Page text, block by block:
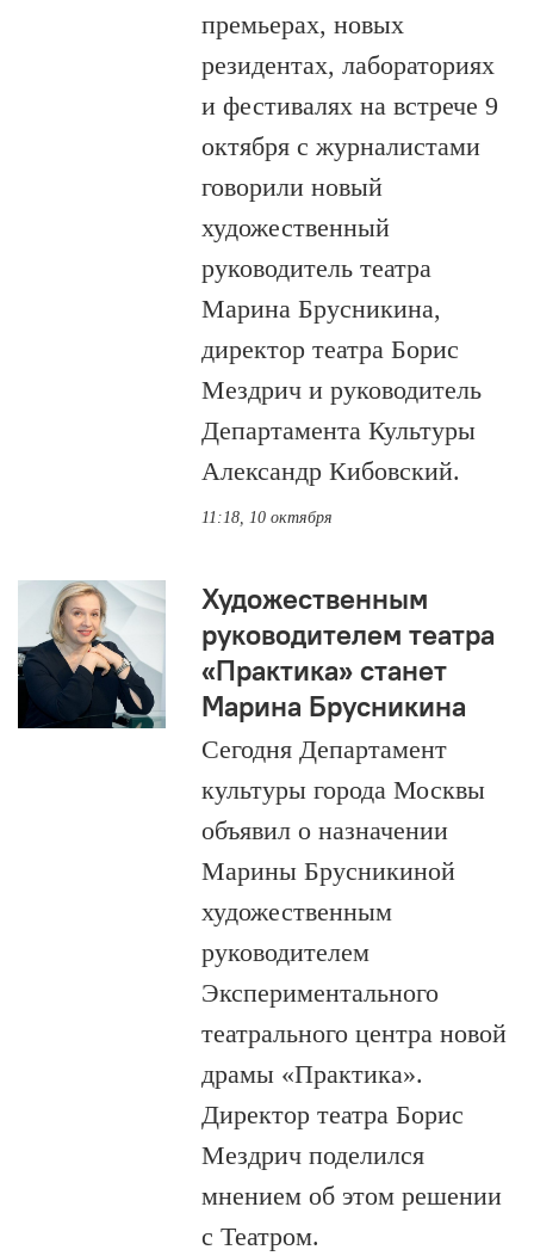
премьерах, новых
резидентах, лабораториях
и фестивалях на встрече 9
октября с журналистами
говорили новый
художественный
руководитель театра
Марина Брусникина,
директор театра Борис
Мездрич и руководитель
Департамента Культуры
Александр Кибовский.
11:18, 10 октября
Художественным
руководителем театра
«Практика» станет
Марина Брусникина
Сегодня Департамент
культуры города Москвы
объявил о назначении
Марины Брусникиной
художественным
руководителем
Экспериментального
театрального центра новой
драмы «Практика».
Директор театра Борис
Мездрич поделился
мнением об этом решении
с Театром.